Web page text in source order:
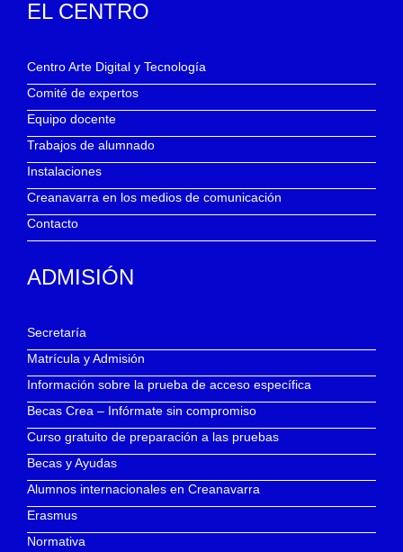
EL CENTRO
Centro Arte Digital y Tecnología
Comité de expertos
Equipo docente
Trabajos de alumnado
Instalaciones
Creanavarra en los medios de comunicación
Contacto
ADMISIÓN
Secretaría
Matrícula y Admisión
Información sobre la prueba de acceso específica
Becas Crea – Infórmate sin compromiso
Curso gratuito de preparación a las pruebas
Becas y Ayudas
Alumnos internacionales en Creanavarra
Erasmus
Normativa